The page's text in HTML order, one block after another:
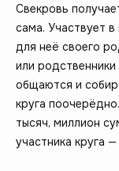
Свекровь
сама. Участвует в
для неё своего
или
общаются и
круга
тысяч, миллион
участника круга